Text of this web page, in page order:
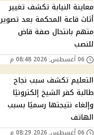
معاينة النيابة تكشف تغيير
أثاث قاعة المحكمة بعد تصوير
متهم بانتحال صفة قاض
للنصب
06 أغسطس, 2026 08:48 م
التعليم تكشف سبب نجاح
طالبة كفر الشيخ إلكترونيًا
وإلغاء نتيجتها رسميًا بسبب
الهاتف
06 أغسطس, 2026 08:29 م